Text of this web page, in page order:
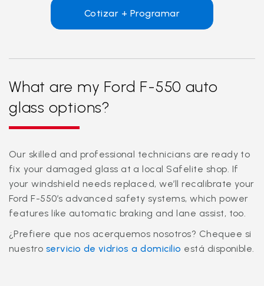
Cotizar + Programar
What are my Ford F-550 auto
glass options?
Our skilled and professional technicians are ready to
fix your damaged glass at a local Safelite shop. If
your windshield needs replaced, we’ll recalibrate your
Ford F-550’s advanced safety systems, which power
features like automatic braking and lane assist, too.
¿Prefiere que nos acerquemos nosotros? Chequee si
nuestro servicio de vidrios a domicilio está disponible.